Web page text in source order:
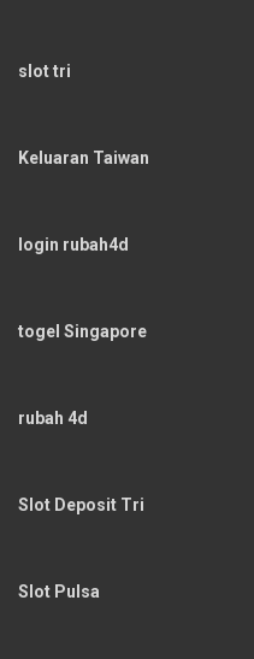
slot tri
Keluaran Taiwan
login rubah4d
togel Singapore
rubah 4d
Slot Deposit Tri
Slot Pulsa